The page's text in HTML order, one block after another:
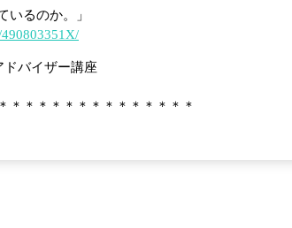
いるのか。」
バイザー講座
＊＊＊＊＊＊＊＊＊＊＊＊＊＊